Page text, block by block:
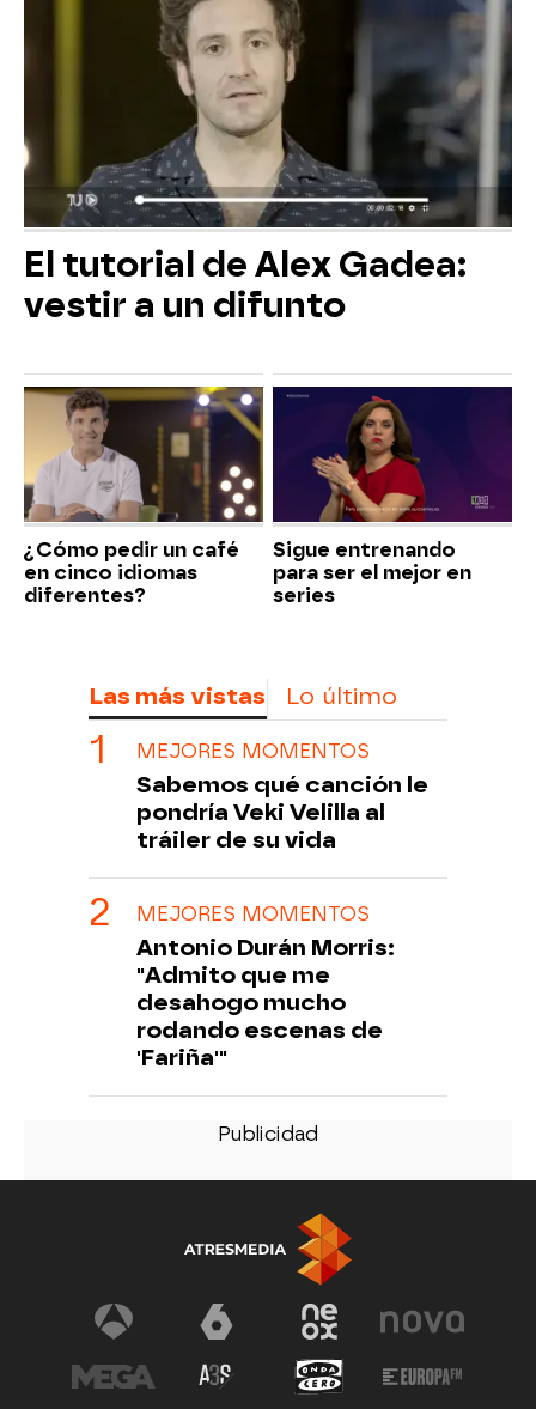
El tutorial de Alex Gadea:
vestir a un difunto
¿Cómo pedir un café
en cinco idiomas
diferentes?
Sigue entrenando
para ser el mejor en
series
Las más vistas Lo último
MEJORES MOMENTOS
Sabemos qué canción le
pondría Veki Velilla al
tráiler de su vida
MEJORES MOMENTOS
Antonio Durán Morris:
"Admito que me
desahogo mucho
rodando escenas de
'Fariña'"